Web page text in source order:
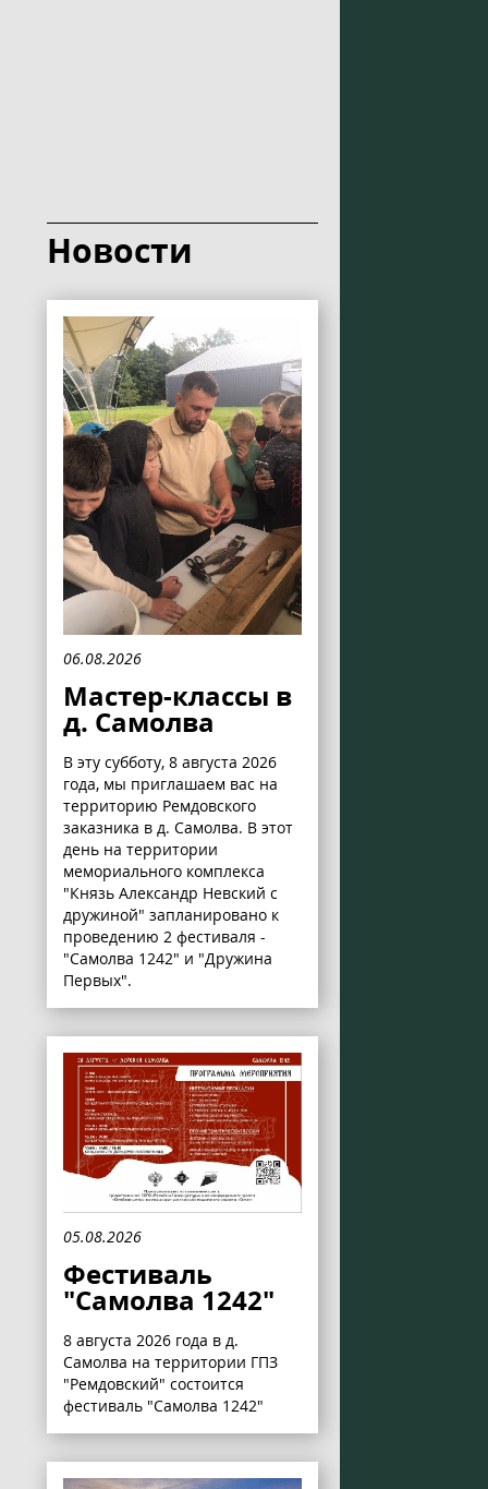
Новости
06.08.2026
Мастер-классы в
д. Самолва
В эту субботу, 8 августа 2026
года, мы приглашаем вас на
территорию Ремдовского
заказника в д. Самолва. В этот
день на территории
мемориального комплекса
"Князь Александр Невский с
дружиной" запланировано к
проведению 2 фестиваля -
"Самолва 1242" и "Дружина
Первых".
05.08.2026
Фестиваль
"Самолва 1242"
8 августа 2026 года в д.
Самолва на территории ГПЗ
"Ремдовский" состоится
фестиваль "Самолва 1242"